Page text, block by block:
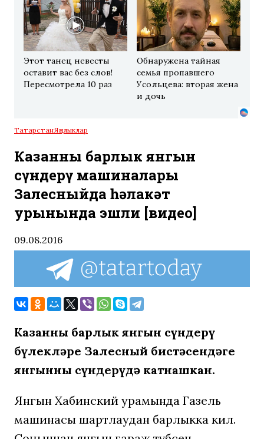
Этот танец невесты
оставит вас без слов!
Пересмотрела 10 раз
Обнаружена тайная
семья пропавшего
Усольцева: вторая жена
и дочь
ТатарстанЯңалыклар
Казанның барлык янгын
сүндерү машиналары
Залесныйда һәлакәт
урынында эшли [видео]
09.08.2016
Казанның барлык янгын сүндерү
бүлекләре Залесный бистәсендәге
янгынны сүндерүдә катнашкан.
Янгын Хабинский урамында Газель
машинасы шартлаудан барлыкка килә.